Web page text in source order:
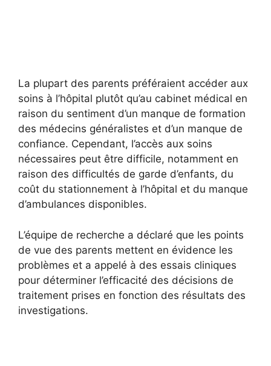
La plupart des parents préféraient accéder aux
soins à l’hôpital plutôt qu’au cabinet médical en
raison du sentiment d’un manque de formation
des médecins généralistes et d’un manque de
confiance. Cependant, l’accès aux soins
nécessaires peut être difficile, notamment en
raison des difficultés de garde d’enfants, du
coût du stationnement à l’hôpital et du manque
d’ambulances disponibles.
L’équipe de recherche a déclaré que les points
de vue des parents mettent en évidence les
problèmes et a appelé à des essais cliniques
pour déterminer l’efficacité des décisions de
traitement prises en fonction des résultats des
investigations.